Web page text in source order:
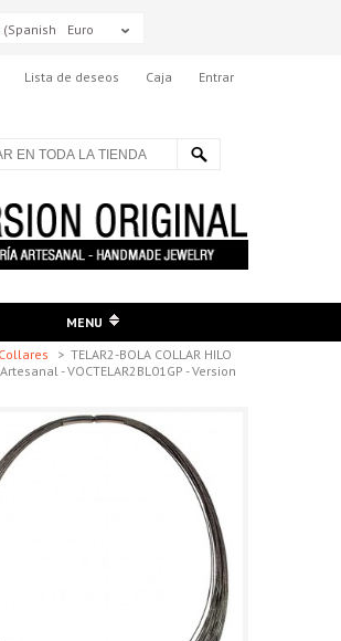
Euro
Lista de deseos Caja Entrar
MENU
Collares > TELAR2-BOLA COLLAR HILO
Artesanal - VOCTELAR2BL01GP - Version